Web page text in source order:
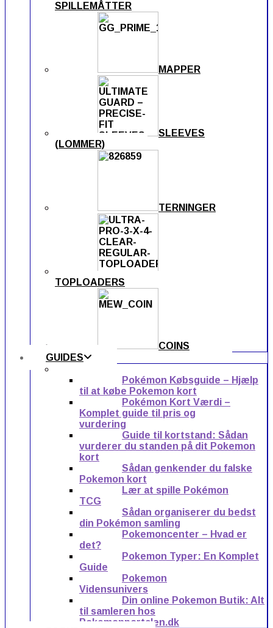
SPILLEMÅTTER
MAPPER
SLEEVES
(LOMMER)
TERNINGER
TOPLOADERS
COINS
GUIDES
Pokémon Købsguide – Hjælp
til at købe Pokemon kort
Pokémon Kort Værdi –
Komplet guide til pris og
vurdering
Guide til kortstand: Sådan
vurderer du standen på dit Pokemon
kort
Sådan genkender du falske
Pokemon kort
Lær at spille Pokémon
TCG
Sådan organiserer du bedst
din Pokémon samling
Pokemoncenter – Hvad er
det?
Pokemon Typer: En Komplet
Guide
Pokemon
Vidensunivers
Din online Pokemon Butik: Alt
til samleren hos
Pokemonportalen.dk